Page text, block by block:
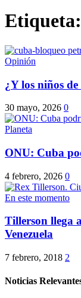
Opinión
¿Y los niños
30 mayo, 2026 0
Planeta
ONU: Cuba
4 febrero, 2026 0
En este momento
Tillerson llega
Venezuela
7 febrero, 2018 2
Noticias